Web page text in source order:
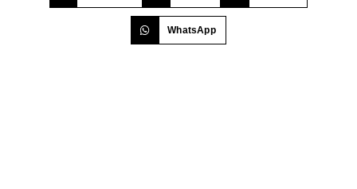
WhatsApp